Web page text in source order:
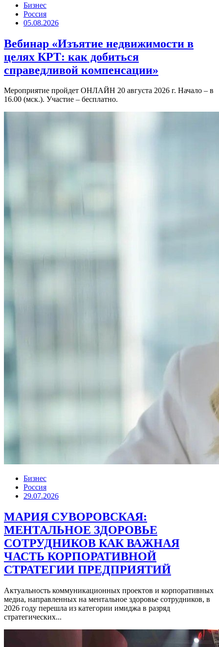
Бизнес
Россия
05.08.2026
Вебинар «Изъятие недвижимости в
целях КРТ: как добиться
справедливой компенсации»
Мероприятие пройдет ОНЛАЙН 20 августа 2026 г. Начало – в
16.00 (мск.). Участие – бесплатно.
Бизнес
Россия
29.07.2026
МАРИЯ СУВОРОВСКАЯ:
МЕНТАЛЬНОЕ ЗДОРОВЬЕ
СОТРУДНИКОВ КАК ВАЖНАЯ
ЧАСТЬ КОРПОРАТИВНОЙ
СТРАТЕГИИ ПРЕДПРИЯТИЙ
Актуальность коммуникационных проектов и корпоративных
медиа, направленных на ментальное здоровье сотрудников, в
2026 году перешла из категории имиджа в разряд
стратегических...